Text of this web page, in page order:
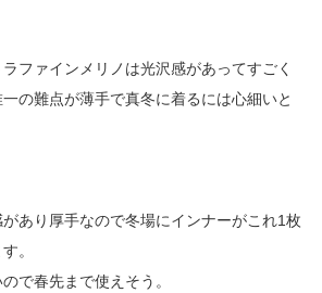
ファインメリノは光沢感があってすごく
の難点が薄手で真冬に着るには心細いと
あり厚手なので冬場にインナーがこれ1枚
。
で春先まで使えそう。